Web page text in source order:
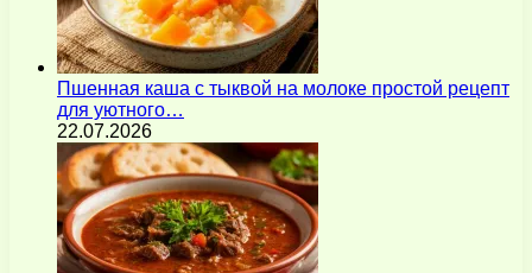
Пшенная каша с тыквой на молоке простой рецепт
для уютного…
22.07.2026